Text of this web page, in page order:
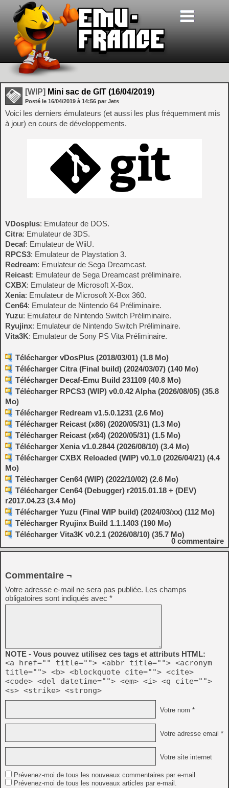
[WIP] Mini sac de GIT (16/04/2019)
Posté le 16/04/2019 à 14:56 par Jets
Voici les derniers émulateurs (et aussi les plus fréquemment mis
à jour) en cours de développements.
VDosplus: Emulateur de DOS.
Citra: Emulateur de 3DS.
Decaf: Emulateur de WiiU.
RPCS3: Emulateur de Playstation 3.
Redream: Emulateur de Sega Dreamcast.
Reicast: Emulateur de Sega Dreamcast préliminaire.
CXBX: Emulateur de Microsoft X-Box.
Xenia: Emulateur de Microsoft X-Box 360.
Cen64: Emulateur de Nintendo 64 Préliminaire.
Yuzu: Emulateur de Nintendo Switch Préliminaire.
Ryujinx: Emulateur de Nintendo Switch Préliminaire.
Vita3K: Emulateur de Sony PS Vita Préliminaire.
Télécharger vDosPlus (2018/03/01) (1.8 Mo)
Télécharger Citra (Final build) (2024/03/07) (140 Mo)
Télécharger Decaf-Emu Build 231109 (40.8 Mo)
Télécharger RPCS3 (WIP) v0.0.42 Alpha (2026/08/05) (35.8
Mo)
Télécharger Redream v1.5.0.1231 (2.6 Mo)
Télécharger Reicast (x86) (2020/05/31) (1.3 Mo)
Télécharger Reicast (x64) (2020/05/31) (1.5 Mo)
Télécharger Xenia v1.0.2844 (2026/08/10) (3.4 Mo)
Télécharger CXBX Reloaded (WIP) v0.1.0 (2026/04/21) (4.4
Mo)
Télécharger Cen64 (WIP) (2022/10/02) (2.6 Mo)
Télécharger Cen64 (Debugger) r2015.01.18 + (DEV)
r2017.04.23 (3.4 Mo)
Télécharger Yuzu (Final WIP build) (2024/03/xx) (112 Mo)
Télécharger Ryujinx Build 1.1.1403 (190 Mo)
Télécharger Vita3K v0.2.1 (2026/08/10) (35.7 Mo)
0 commentaire
Commentaire ¬
Votre adresse e-mail ne sera pas publiée. Les champs
obligatoires sont indiqués avec *
NOTE - Vous pouvez utilisez ces tags et attributs HTML:
<a href="" title=""> <abbr title=""> <acronym
title=""> <b> <blockquote cite=""> <cite>
<code> <del datetime=""> <em> <i> <q cite="">
<s> <strike> <strong>
Votre nom *
Votre adresse email *
Votre site internet
Prévenez-moi de tous les nouveaux commentaires par e-mail.
Prévenez-moi de tous les nouveaux articles par e-mail.